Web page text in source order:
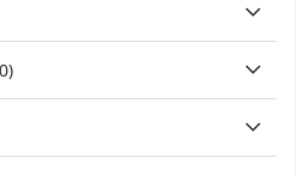
AV 5 ANTAL BETYG 0
0)